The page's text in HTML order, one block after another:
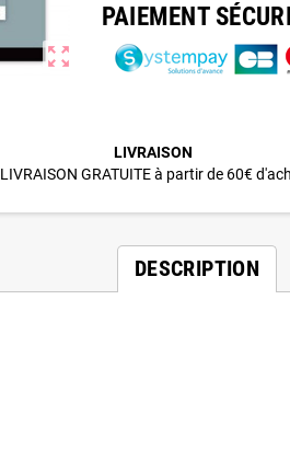
zoom_out_map
PAIEMENT
LIVRAISON
LIVRAISON GRATUITE à partir de 60€
DESCRIPTION